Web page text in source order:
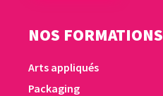
NOS FORMATIONS
Arts appliqués
Packaging